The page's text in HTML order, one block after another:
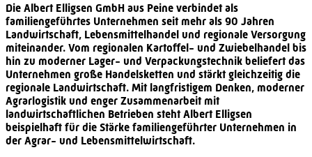
Die Albert Elligsen GmbH aus Peine verbindet als
familiengeführtes Unternehmen seit mehr als 90 Jahren
Landwirtschaft, Lebensmittelhandel und regionale Versorgung
miteinander. Vom regionalen Kartoffel- und Zwiebelhandel bis
hin zu moderner Lager- und Verpackungstechnik beliefert das
Unternehmen große Handelsketten und stärkt gleichzeitig die
regionale Landwirtschaft. Mit langfristigem Denken, moderner
Agrarlogistik und enger Zusammenarbeit mit
landwirtschaftlichen Betrieben steht Albert Elligsen
beispielhaft für die Stärke familiengeführter Unternehmen in
der Agrar- und Lebensmittelwirtschaft.